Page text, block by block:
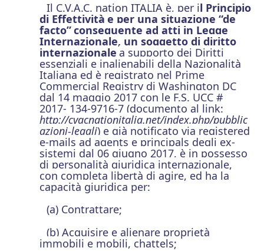
Il C.V.A.C. nation ITALIA è, per il Principio
di Effettività e per una situazione “de
facto”conseguente ad atti in Legge
Internazionale, un soggetto di diritto
internazionale a supporto dei Diritti
essenziali e inalienabili della Nazionalità
Italiana ed è registrato nel Prime
Commercial Registry di Washington DC
dal 14 maggio 2017 con le F.S. UCC #
2017- 134-9716-7 (documento al link:
http://cvacnationitalia.net/index.php/pubblic
azioni-legali) e già notificato via registered
e-mails ad agents e principals degli ex-
sistemi dal 06 giugno 2017, è in possesso
di personalità giuridica internazionale,
con completa libertà di agire, ed ha la
capacità giuridica per:
(a) Contrattare;
(b) Acquisire e alienare proprietà
immobili e mobili, chattels;